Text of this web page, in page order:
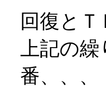
回復と
上記の
番、、、